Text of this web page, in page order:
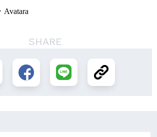
Avatara
SHARE